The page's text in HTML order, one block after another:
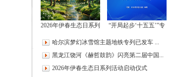
2026年伊春生态日系列
“开局起步‘十五五’”专
哈尔滨梦幻冰雪馆主题地铁专列已发车 ...
黑龙江饶河《赫哲鼓韵》闪亮第二届中国...
2026年伊春生态日系列活动启动仪式